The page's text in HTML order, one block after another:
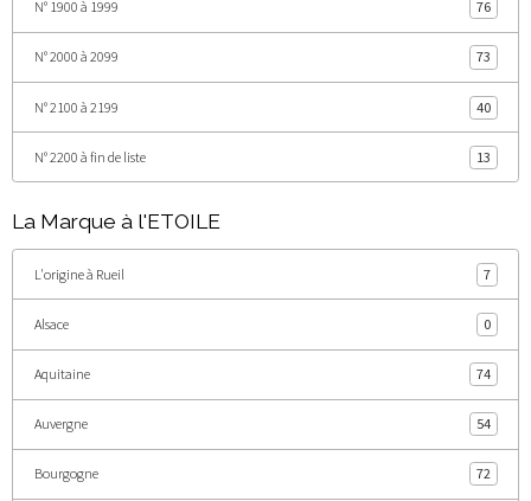
N° 1900 à 1999 76
N° 2000 à 2099 73
N° 2100 à 2199 40
N° 2200 à fin de liste 13
La Marque à l'ETOILE
L'origine à Rueil 7
Alsace 0
Aquitaine 74
Auvergne 54
Bourgogne 72